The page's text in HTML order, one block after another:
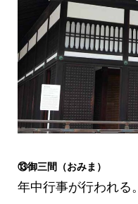
⑬御三間（おみま）
年中行事が行われる。